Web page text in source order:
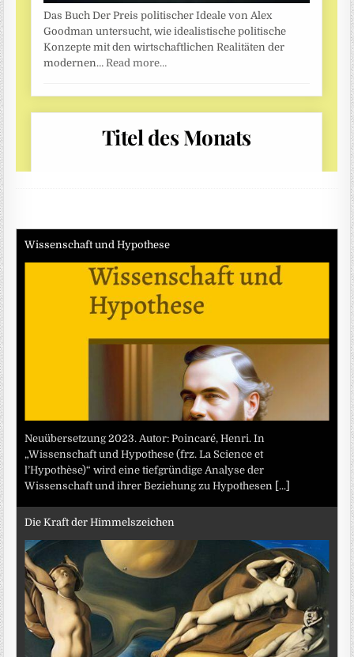
Wissenschaft und Hypothese
Neuübersetzung 2023. Autor: Poincaré, Henri. In
„Wissenschaft und Hypothese (frz. La Science et
l’Hypothèse)“ wird eine tiefgründige Analyse der
Wissenschaft und ihrer Beziehung zu Hypothesen [...]
Die Kraft der Himmelszeichen